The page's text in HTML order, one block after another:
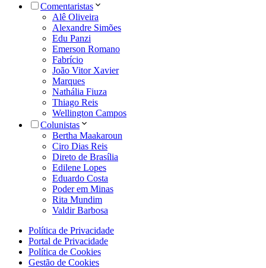
Comentaristas
Alê Oliveira
Alexandre Simões
Edu Panzi
Emerson Romano
Fabrício
João Vitor Xavier
Marques
Nathália Fiuza
Thiago Reis
Wellington Campos
Colunistas
Bertha Maakaroun
Ciro Dias Reis
Direto de Brasília
Edilene Lopes
Eduardo Costa
Poder em Minas
Rita Mundim
Valdir Barbosa
Política de Privacidade
Portal de Privacidade
Política de Cookies
Gestão de Cookies